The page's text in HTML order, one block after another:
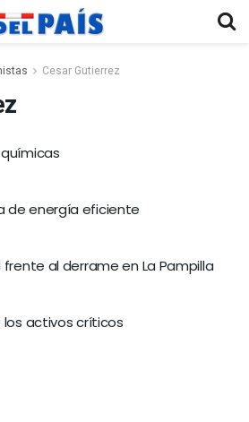
Cesar Gutierrez
de energía eficiente
al derrame en La Pampilla
activos críticos